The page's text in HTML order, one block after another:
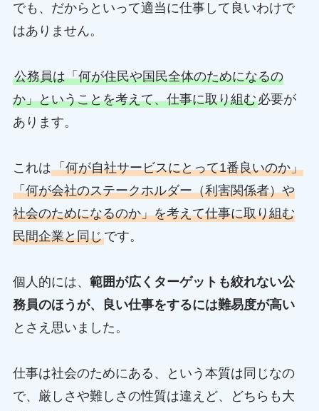
でも、だからといって適当に仕事して良いわけで
はありません。
公務員は「何が住民や国民全体のためになるの
か」ということを考えて、仕事に取り組む必要が
あります。
これは「何が自社サービスにとって1番良いのか」
「何が会社のステークホルダー（利害関係者）や
社会のためになるのか」を考えて仕事に取り組む
民間企業と同じです。
個人的には、 範囲が広くターゲットも絞れない公
務員のほうが、良い仕事をするには難易度が高い
とさえ思いました。
仕事は社会のためにある、という本質は同じなの
で、厳しさや難しさの性質は違えど、どちらも大